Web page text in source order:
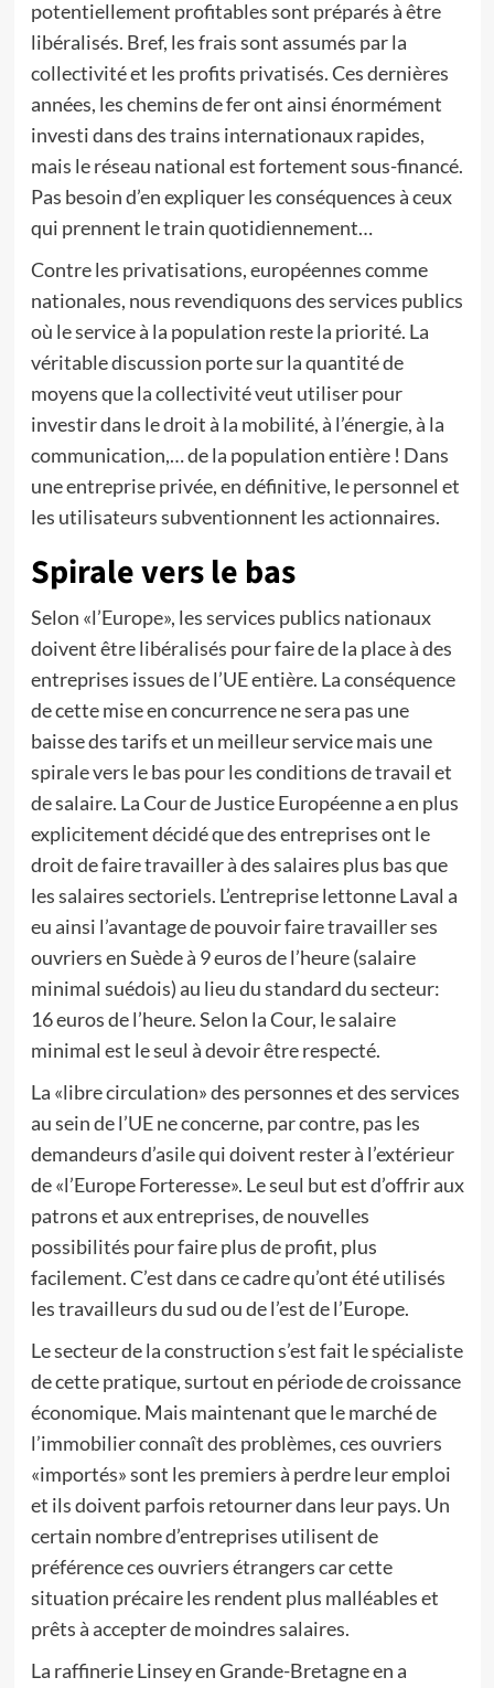
potentiellement profitables sont préparés à être
libéralisés. Bref, les frais sont assumés par la
collectivité et les profits privatisés. Ces dernières
années, les chemins de fer ont ainsi énormément
investi dans des trains internationaux rapides,
mais le réseau national est fortement sous-financé.
Pas besoin d’en expliquer les conséquences à ceux
qui prennent le train quotidiennement…
Contre les privatisations, européennes comme
nationales, nous revendiquons des services publics
où le service à la population reste la priorité. La
véritable discussion porte sur la quantité de
moyens que la collectivité veut utiliser pour
investir dans le droit à la mobilité, à l’énergie, à la
communication,… de la population entière ! Dans
une entreprise privée, en définitive, le personnel et
les utilisateurs subventionnent les actionnaires.
Spirale vers le bas
Selon «l’Europe», les services publics nationaux
doivent être libéralisés pour faire de la place à des
entreprises issues de l’UE entière. La conséquence
de cette mise en concurrence ne sera pas une
baisse des tarifs et un meilleur service mais une
spirale vers le bas pour les conditions de travail et
de salaire. La Cour de Justice Européenne a en plus
explicitement décidé que des entreprises ont le
droit de faire travailler à des salaires plus bas que
les salaires sectoriels. L’entreprise lettonne Laval a
eu ainsi l’avantage de pouvoir faire travailler ses
ouvriers en Suède à 9 euros de l’heure (salaire
minimal suédois) au lieu du standard du secteur:
16 euros de l’heure. Selon la Cour, le salaire
minimal est le seul à devoir être respecté.
La «libre circulation» des personnes et des services
au sein de l’UE ne concerne, par contre, pas les
demandeurs d’asile qui doivent rester à l’extérieur
de «l’Europe Forteresse». Le seul but est d’offrir aux
patrons et aux entreprises, de nouvelles
possibilités pour faire plus de profit, plus
facilement. C’est dans ce cadre qu’ont été utilisés
les travailleurs du sud ou de l’est de l’Europe.
Le secteur de la construction s’est fait le spécialiste
de cette pratique, surtout en période de croissance
économique. Mais maintenant que le marché de
l’immobilier connaît des problèmes, ces ouvriers
«importés» sont les premiers à perdre leur emploi
et ils doivent parfois retourner dans leur pays. Un
certain nombre d’entreprises utilisent de
préférence ces ouvriers étrangers car cette
situation précaire les rendent plus malléables et
prêts à accepter de moindres salaires.
La raffinerie Linsey en Grande-Bretagne en a